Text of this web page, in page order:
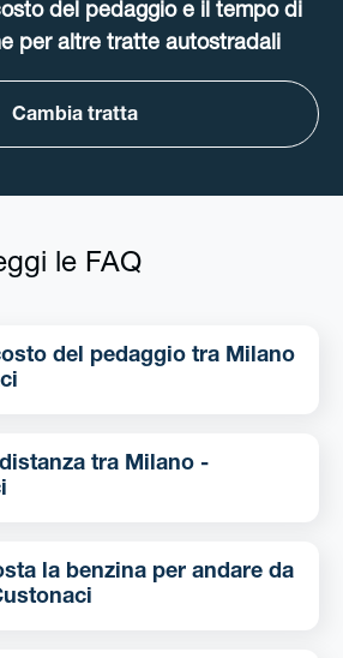
del pedaggio e il tempo di
per altre tratte autostradali
Cambia tratta
le FAQ
del pedaggio tra Milano
tra Milano -
la benzina per andare da